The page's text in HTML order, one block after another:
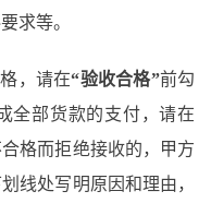
求等。
，请在“验收合格”前勾
全部货款的支付，请在
格而拒绝接收的，甲方
线处写明原因和理由，